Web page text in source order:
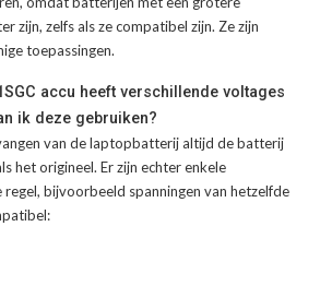
zijn, zelfs als ze compatibel zijn. Ze zijn
toepassingen.
accu heeft verschillende voltages
ik deze gebruiken?
van de laptopbatterij altijd de batterij
het origineel. Er zijn echter enkele
bijvoorbeeld spanningen van hetzelfde